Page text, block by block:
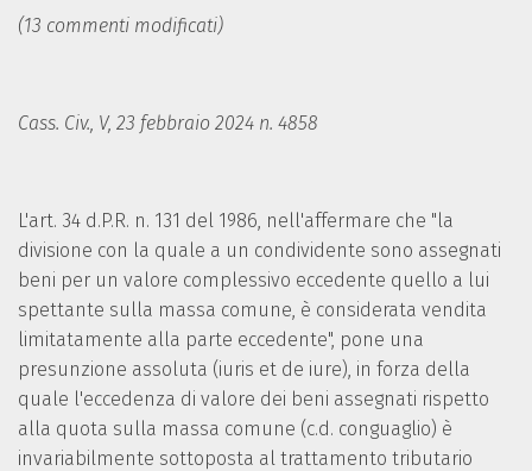
(13 commenti modificati)
Cass. Civ., V, 23 febbraio 2024 n. 4858
L'art. 34 d.P.R. n. 131 del 1986, nell'affermare che "la
divisione con la quale a un condividente sono assegnati
beni per un valore complessivo eccedente quello a lui
spettante sulla massa comune, è considerata vendita
limitatamente alla parte eccedente", pone una
presunzione assoluta (iuris et de iure), in forza della
quale l'eccedenza di valore dei beni assegnati rispetto
alla quota sulla massa comune (c.d. conguaglio) è
invariabilmente sottoposta al trattamento tributario